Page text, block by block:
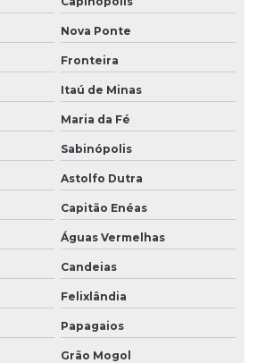
Nova Ponte
Fronteira
Itaú de Minas
Maria da Fé
Sabinópolis
Astolfo Dutra
Capitão Enéas
Águas Vermelhas
Candeias
Felixlândia
Papagaios
Grão Mogol